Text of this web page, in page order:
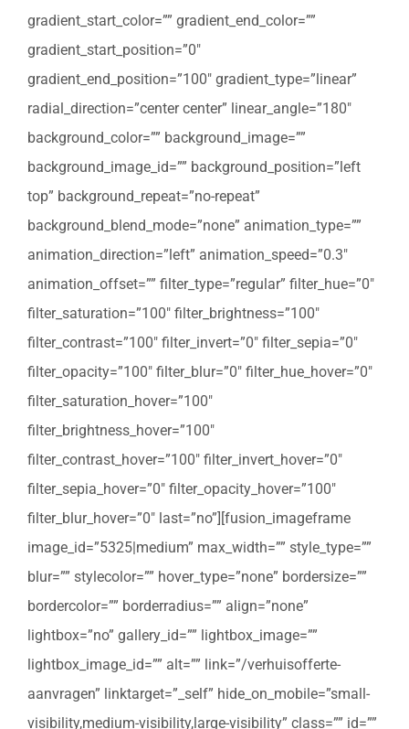
gradient_start_color=”” gradient_end_color=””
gradient_start_position=”0″
gradient_end_position=”100″ gradient_type=”linear”
radial_direction=”center center” linear_angle=”180″
background_color=”” background_image=””
background_image_id=”” background_position=”left
top” background_repeat=”no-repeat”
background_blend_mode=”none” animation_type=””
animation_direction=”left” animation_speed=”0.3″
animation_offset=”” filter_type=”regular” filter_hue=”0″
filter_saturation=”100″ filter_brightness=”100″
filter_contrast=”100″ filter_invert=”0″ filter_sepia=”0″
filter_opacity=”100″ filter_blur=”0″ filter_hue_hover=”0″
filter_saturation_hover=”100″
filter_brightness_hover=”100″
filter_contrast_hover=”100″ filter_invert_hover=”0″
filter_sepia_hover=”0″ filter_opacity_hover=”100″
filter_blur_hover=”0″ last=”no”][fusion_imageframe
image_id=”5325|medium” max_width=”” style_type=””
blur=”” stylecolor=”” hover_type=”none” bordersize=””
bordercolor=”” borderradius=”” align=”none”
lightbox=”no” gallery_id=”” lightbox_image=””
lightbox_image_id=”” alt=”” link=”/verhuisofferte-
aanvragen” linktarget=”_self” hide_on_mobile=”small-
visibility,medium-visibility,large-visibility” class=”” id=””